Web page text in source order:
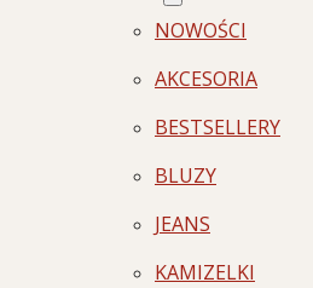
NOWOŚCI
AKCESORIA
BESTSELLERY
BLUZY
JEANS
KAMIZELKI